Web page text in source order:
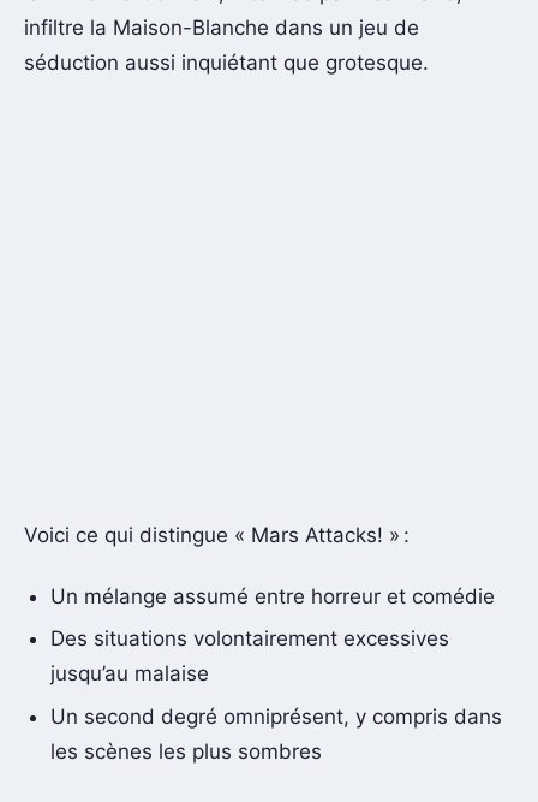
infiltre la Maison-Blanche dans un jeu de
séduction aussi inquiétant que grotesque.
Voici ce qui distingue « Mars Attacks! » :
Un mélange assumé entre horreur et comédie
Des situations volontairement excessives
jusqu’au malaise
Un second degré omniprésent, y compris dans
les scènes les plus sombres